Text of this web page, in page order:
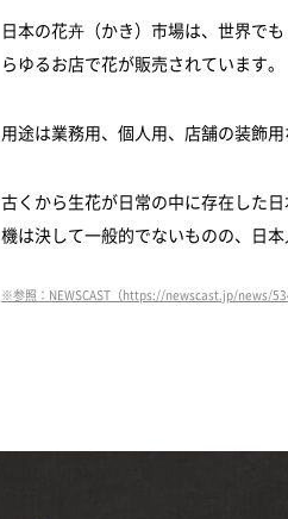
日本の花卉（かき）市場は、世界で
らゆるお店で花が販売されています。
用途は業務用、個人用、店舗の装飾
古くから生花が日常の中に存在した
機は決して一般的でないものの、日
※参照：NEWSCAST（https://newscast.jp/news/